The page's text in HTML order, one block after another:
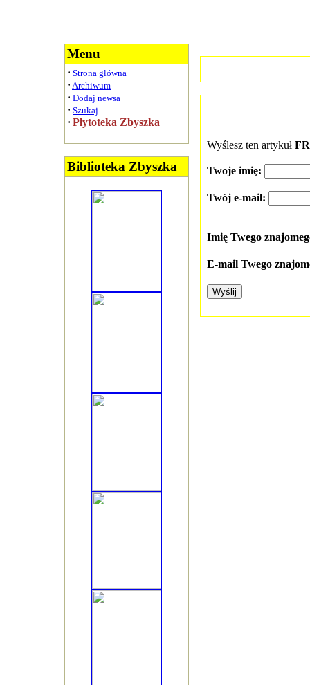
Menu
· Strona główna
· Archiwum
· Dodaj newsa
· Szukaj
· Płytoteka Zbyszka
Biblioteka Zbyszka
Wyślesz ten artykuł
Twoje imię:
Twój e-mail:
Imię Twego
E-mail Twego